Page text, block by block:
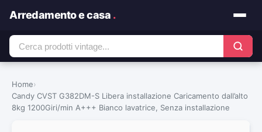
Arredamento e casa .
Home›
Candy CVST G382DM-S Libera installazione Caricamento dall’alto
8kg 1200Giri/min A+++ Bianco lavatrice, Senza installazione